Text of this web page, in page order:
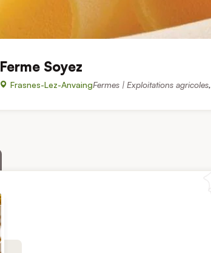
Ferme Soyez
Frasnes-Lez-AnvaingFermes | Exploitations agricoles,